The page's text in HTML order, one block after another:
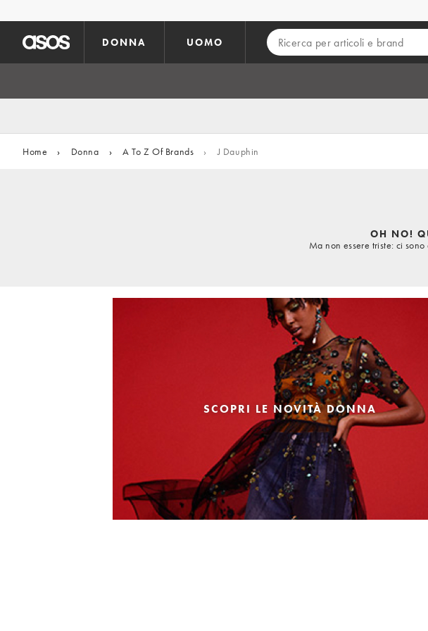
DONNA UOMO
Home › Donna › A To Z Of Brands › J Dauphin
OH NO!
Ma non essere triste: ci
SCOPRI LE NOVITÀ DONNA